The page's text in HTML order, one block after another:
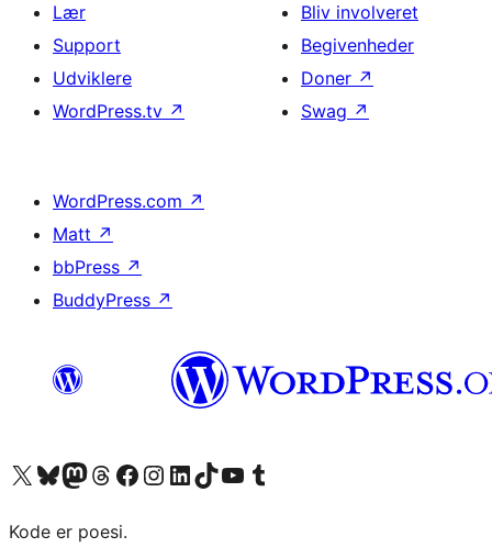
Lær
Support
Udviklere
WordPress.tv ↗
Bliv involveret
Begivenheder
Doner ↗
Swag ↗
WordPress.com ↗
Matt ↗
bbPress ↗
BuddyPress ↗
Besøg vores X (tidligere Twitter) konto
Besøg vores Bluesky-konto
Besøg vores Mastodon konto
Besøg vores Threads-konto
Besøg vores Facebook sideBesøg vores Instagram konto
Besøg vores LinkedIn konto
Besøg vores TikTok-konto
Besøg vores YouTube-kanalBesøg vores Tumblr-konto
Kode er poesi.